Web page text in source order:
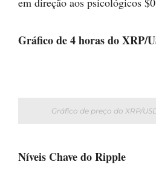
Gráfico de 4 horas do XRP/
Gráfico de preço do XRP/
Níveis Chave do Ripple